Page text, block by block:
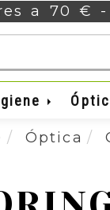
a 70 €
Óptica